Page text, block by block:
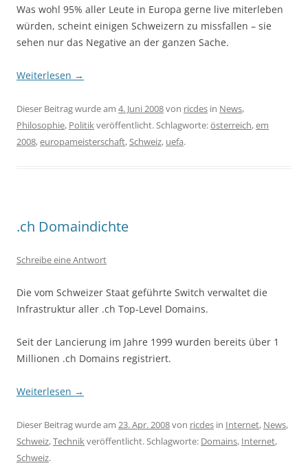
Was wohl 95% aller Leute in Europa gerne live miterleben
würden, scheint einigen Schweizern zu missfallen – sie
sehen nur das Negative an der ganzen Sache.
Weiterlesen →
Dieser Beitrag wurde am 4. Juni 2008von ricdes in News,
Philosophie, Politikveröffentlicht. Schlagworte:österreich,em
2008,europameisterschaft,Schweiz, uefa.
.ch Domaindichte
Schreibe eine Antwort
Die vom Schweizer Staat geführte Switch verwaltet die
Infrastruktur aller .ch Top-Level Domains.
Seit der Lancierung im Jahre 1999 wurden bereits über 1
Millionen .ch Domains registriert.
Weiterlesen →
Dieser Beitrag wurde am 23. Apr. 2008von ricdes in Internet, News,
Schweiz,Technikveröffentlicht. Schlagworte: Domains, Internet,
Schweiz.